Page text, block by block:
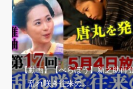
【動画】【べらぼう】新之助再
「乱れ咲き往来の…